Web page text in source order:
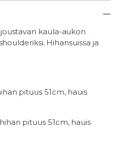
kaula-aukon
Hihansuissa ja
pituus 51cm, hauis
pituus 51cm, hauis